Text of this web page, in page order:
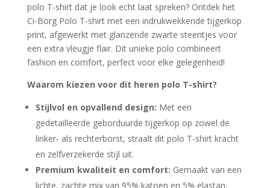
polo T-shirt dat je look echt laat spreken? Ontdek het
Ci-Borg Polo T-shirt met een indrukwekkende tijgerkop
print, afgewerkt met glanzende zwarte steentjes voor
een extra vleugje flair. Dit unieke polo combineert
fashion en comfort, perfect voor elke gelegenheid!
Waarom kiezen voor dit heren polo T-shirt?
Stijlvol en opvallend design: Met een
gedetailleerde geborduurde tijgerkop op zowel de
linker- als rechterborst, straalt dit polo T-shirt kracht
en zelfverzekerde stijl uit.
Premium kwaliteit en comfort: Gemaakt van een
lichte, zachte mix van 95% katoen en 5% elastan,